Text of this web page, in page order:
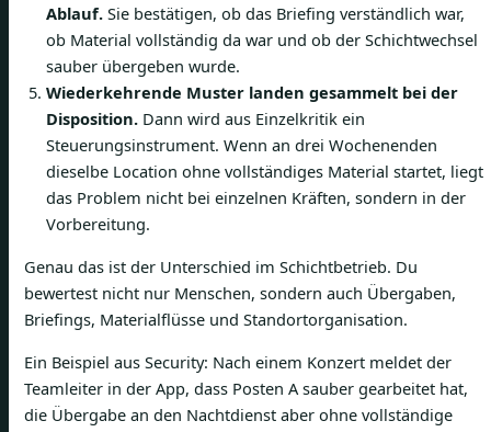
Ablauf. Sie bestätigen, ob das Briefing verständlich war,
ob Material vollständig da war und ob der Schichtwechsel
sauber übergeben wurde.
Wiederkehrende Muster landen gesammelt bei der
Disposition. Dann wird aus Einzelkritik ein
Steuerungsinstrument. Wenn an drei Wochenenden
dieselbe Location ohne vollständiges Material startet, liegt
das Problem nicht bei einzelnen Kräften, sondern in der
Vorbereitung.
Genau das ist der Unterschied im Schichtbetrieb. Du
bewertest nicht nur Menschen, sondern auch Übergaben,
Briefings, Materialflüsse und Standortorganisation.
Ein Beispiel aus Security: Nach einem Konzert meldet der
Teamleiter in der App, dass Posten A sauber gearbeitet hat,
die Übergabe an den Nachtdienst aber ohne vollständige